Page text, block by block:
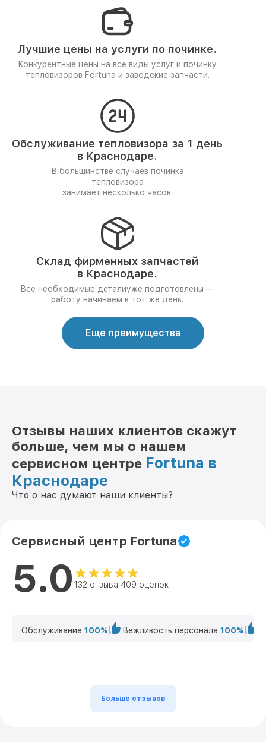
Лучшие цены на услуги по починке.
Конкурентные цены на все виды услуг и починку
тепловизоров Fortuna и заводские запчасти.
Обслуживание тепловизора за 1 день
в Краснодаре.
В большинстве случаев починка
тепловизора
занимает несколько часов.
Склад фирменных запчастей
в Краснодаре.
Все необходимые деталиуже подготовлены —
работу начинаем в тот же день.
Еще преимущества
Отзывы наших клиентов скажут
больше, чем мы о нашем
сервисном центре Fortuna в
Краснодаре
Что о нас думают наши клиенты?
Сервисный центр Fortuna
5.0 132 отзыва 409 оценок
Обслуживание 100% Вежливость персонала 100%
Больше отзывов